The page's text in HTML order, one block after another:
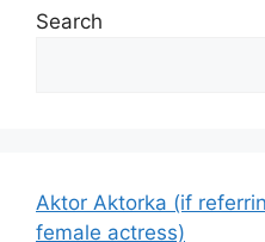
Search
Aktor Aktorka (if
female actress)